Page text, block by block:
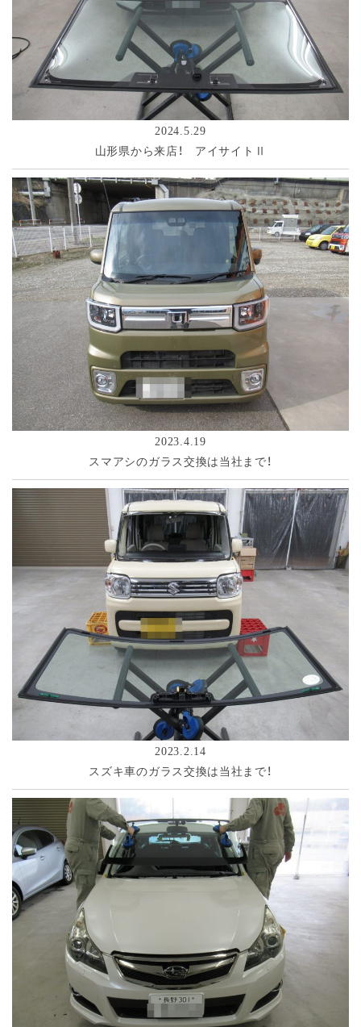
2024.5.29
山形県から来店！ アイサイトⅡ
2023.4.19
スマアシのガラス交換は当社まで！
2023.2.14
スズキ車のガラス交換は当社まで！